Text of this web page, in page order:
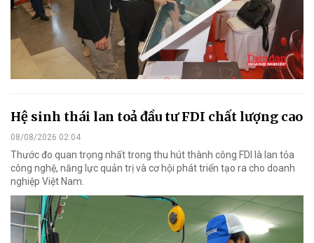
Hệ sinh thái lan toả đầu tư FDI chất lượng cao
08/08/2026 02:04
Thước đo quan trọng nhất trong thu hút thành công FDI là lan tỏa
công nghệ, năng lực quản trị và cơ hội phát triển tạo ra cho doanh
nghiệp Việt Nam.